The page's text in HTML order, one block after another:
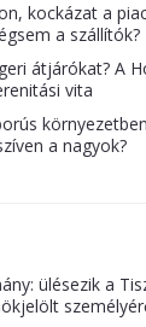
kockázat a
a szállítók?
átjárókat? A
vita
a nagyok?
ülésezik a